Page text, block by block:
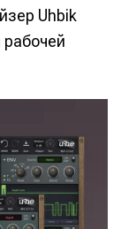
Uhbik